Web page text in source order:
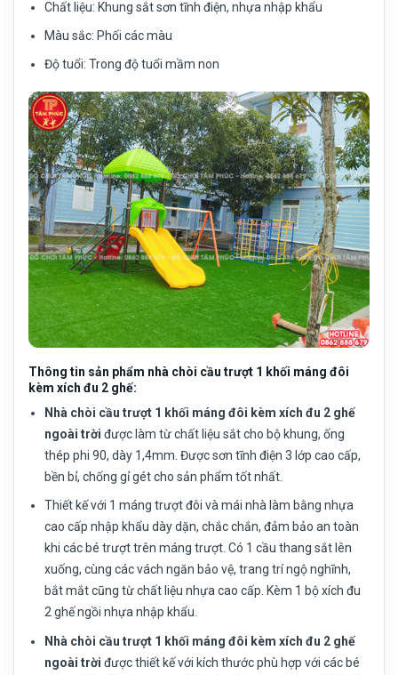
Chất liệu: Khung sắt sơn tĩnh điện, nhựa nhập khẩu
Màu sắc: Phối các màu
Độ tuổi: Trong độ tuổi mầm non
Thông tin sản phẩm nhà chòi cầu trượt 1 khối máng đôi
kèm xích đu 2 ghế:
Nhà chòi cầu trượt 1 khối máng đôi kèm xích đu 2 ghế
ngoài trời được làm từ chất liệu sắt cho bộ khung, ống
thép phi 90, dày 1,4mm. Được sơn tĩnh điện 3 lớp cao cấp,
bền bỉ, chống gỉ gét cho sản phẩm tốt nhất.
Thiết kế với 1 máng trượt đôi và mái nhà làm bằng nhựa
cao cấp nhập khẩu dày dặn, chắc chắn, đảm bảo an toàn
khi các bé trượt trên máng trượt. Có 1 cầu thang sắt lên
xuống, cùng các vách ngăn bảo vệ, trang trí ngộ nghĩnh,
bắt mắt cũng từ chất liệu nhựa cao cấp. Kèm 1 bộ xích đu
2 ghế ngồi nhựa nhập khẩu.
Nhà chòi cầu trượt 1 khối máng đôi kèm xích đu 2 ghế
ngoài trờiđược thiết kế với kích thước phù hợp với các bé